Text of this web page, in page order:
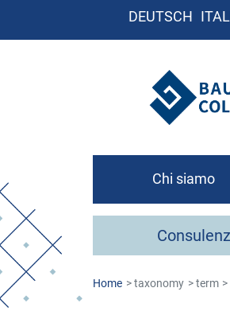
DEUTSCH
Chi siamo
Chi siamo
Contatto
Home taxonomy term